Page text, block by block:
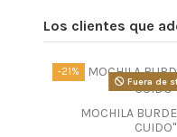
Los clientes que
-21%
Fuera de
MOCHILA
CUIDO"